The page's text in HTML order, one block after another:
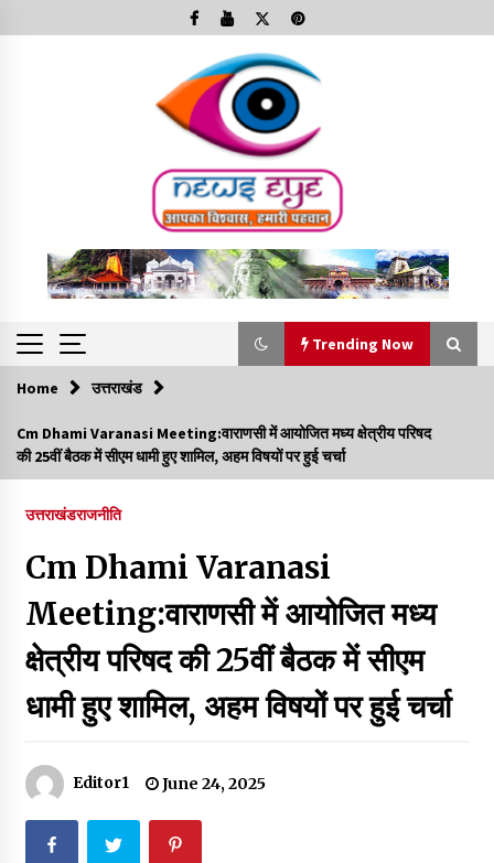
to
Trending Now
Trending Now
Minorities Rights Day : विश्व अल्पसंख्यक अधिकार दिवस
कार्यक्रम में शामिल हुए सीएम,आधुनिक मदरसों का नाम अब्दुल कलाम के नाम
Thought Of The Day 7 September
September 7, 2023
Thought Of The Day 6 September
September 6, 2023
May 18, 2022
Home उत्तराखंड
Cm Dhami Varanasi Meeting:वाराणसी में आयोजित मध्य क्षेत्रीय परिषद
की 25वीं बैठक में सीएम धामी हुए शामिल, अहम विषयों पर हुई चर्चा
उत्तराखंडराजनीति
Cm Dhami Varanasi
Meeting:वाराणसी में आयोजित मध्य
क्षेत्रीय परिषद की 25वीं बैठक में सीएम
धामी हुए शामिल, अहम विषयों पर हुई चर्चा
Editor1 June 24, 2025